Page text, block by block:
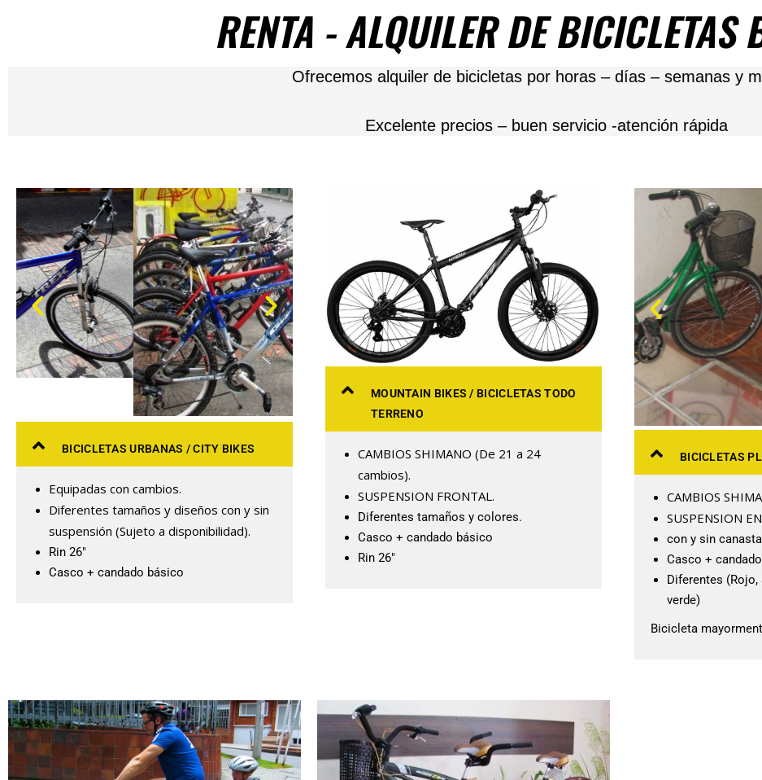
RENTA - ALQUILER DE BICICLETAS
Ofrecemos alquiler de bicicletas por horas – días – semanas y
Excelente precios – buen servicio -atención rápida
BICICLETAS URBANAS / CITY BIKES
Equipadas con cambios.
Diferentes tamaños y diseños con y sin
suspensión (Sujeto a disponibilidad).
Rin 26″
Casco + candado básico
MOUNTAIN BIKES / BICICLETAS TODO
TERRENO
CAMBIOS SHIMANO (De 21 a 24
cambios).
SUSPENSION FRONTAL.
Diferentes tamaños y colores.
Casco + candado básico
Rin 26″
BICICLETAS
CAMBIOS
SUSPENSION
con y sin
Casco +
Diferentes
verde)
Bicicleta